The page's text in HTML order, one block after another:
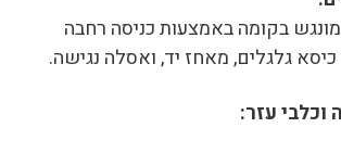
בקומה באמצעות כניסה רחבה
גלגלים, מאחז יד, ואסלה נגישה.
וכלבי עזר: